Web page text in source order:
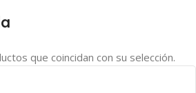
que coincidan con su selección.